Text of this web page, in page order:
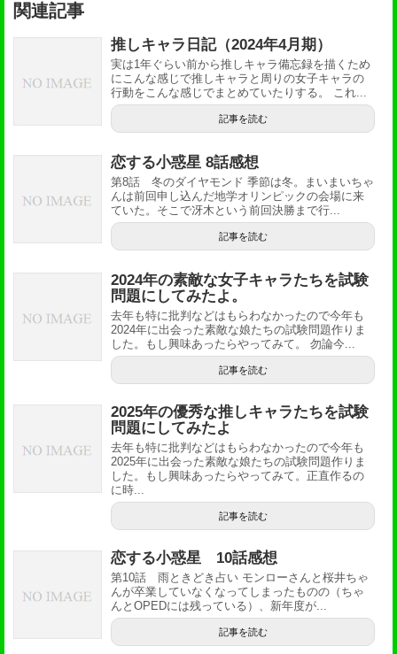
関連記事
推しキャラ日記（2024年4月期）
実は1年ぐらい前から推しキャラ備忘録を描くため
にこんな感じで推しキャラと周りの女子キャラの
行動をこんな感じでまとめていたりする。 これ...
記事を読む
恋する小惑星 8話感想
第8話 冬のダイヤモンド 季節は冬。まいまいちゃ
んは前回申し込んだ地学オリンピックの会場に来
ていた。そこで冴木という前回決勝まで行...
記事を読む
2024年の素敵な女子キャラたちを試験
問題にしてみたよ。
去年も特に批判などはもらわなかったので今年も
2024年に出会った素敵な娘たちの試験問題作りま
した。もし興味あったらやってみて。 勿論今...
記事を読む
2025年の優秀な推しキャラたちを試験
問題にしてみたよ
去年も特に批判などはもらわなかったので今年も
2025年に出会った素敵な娘たちの試験問題作りま
した。もし興味あったらやってみて。正直作るの
に時...
記事を読む
恋する小惑星 10話感想
第10話 雨ときどき占い モンローさんと桜井ちゃ
んが卒業していなくなってしまったものの（ちゃ
んとOPEDには残っている）、新年度が...
記事を読む